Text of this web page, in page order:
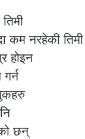
कम नरहेकी तिमी
होइन
छन्